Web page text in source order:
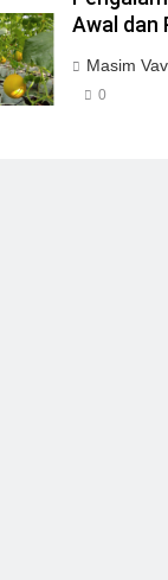
Awal dan
Masim
0